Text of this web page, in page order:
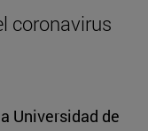
coronavirus
Universidad de